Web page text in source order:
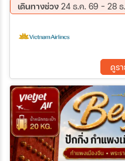
เดินทางช่วง 24 ธ.ค. 69 - 28
ดูรา